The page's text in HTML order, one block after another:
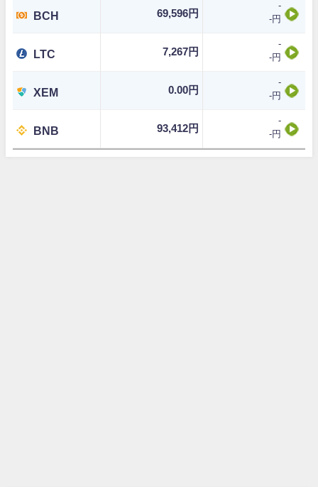
BCH 69,596円
-
-円
LTC 7,267円
-
-円
XEM 0.00円
-
-円
BNB 93,412円
-
-円